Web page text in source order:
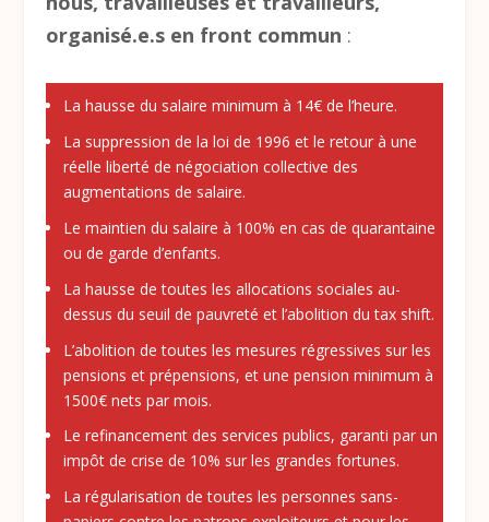
organisé.e.s en front commun :
La hausse du salaire minimum à 14€ de l’heure.
La suppression de la loi de 1996 et le retour à une
réelle liberté de négociation collective des
augmentations de salaire.
Le maintien du salaire à 100% en cas de quarantaine
ou de garde d’enfants.
La hausse de toutes les allocations sociales au-
dessus du seuil de pauvreté et l’abolition du tax shift.
L’abolition de toutes les mesures régressives sur les
pensions et prépensions, et une pension minimum à
1500€ nets par mois.
Le refinancement des services publics, garanti par un
impôt de crise de 10% sur les grandes fortunes.
La régularisation de toutes les personnes sans-